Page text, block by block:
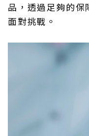
品，透過足夠的
面對挑戰。